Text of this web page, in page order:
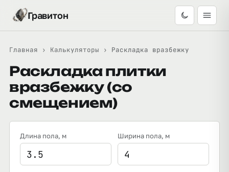
Гравитон
Главная › Калькуляторы › Раскладка вразбежку
Раскладка плитки
вразбежку (со
смещением)
Длина пола, м Ширина пола, м